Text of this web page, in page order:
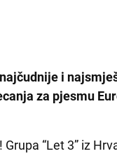
i
za pjesmu
Grupa “Let 3” iz